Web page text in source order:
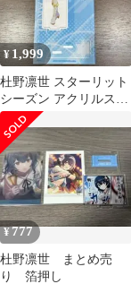
¥ 1,999
杜野凛世 スターリット
シーズン アクリルスタ
ンド
¥777
杜野凛世 まとめ売
り 箔押し